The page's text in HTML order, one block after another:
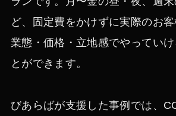
ど、固定費をかけずに実際のお
業態・価格・立地感でやっていけ
とができます。
びあらばが支援した事例では、